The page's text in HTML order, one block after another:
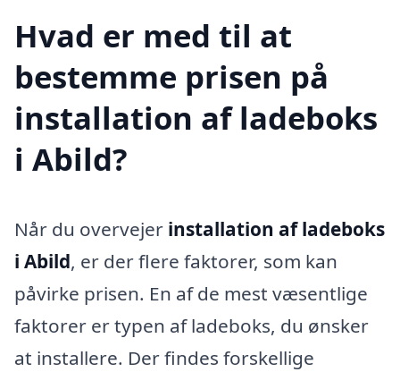
Hvad er med til at
bestemme prisen på
installation af ladeboks
i Abild?
Når du overvejer installation af ladeboks
i Abild, er der flere faktorer, som kan
påvirke prisen. En af de mest væsentlige
faktorer er typen af ladeboks, du ønsker
at installere. Der findes forskellige